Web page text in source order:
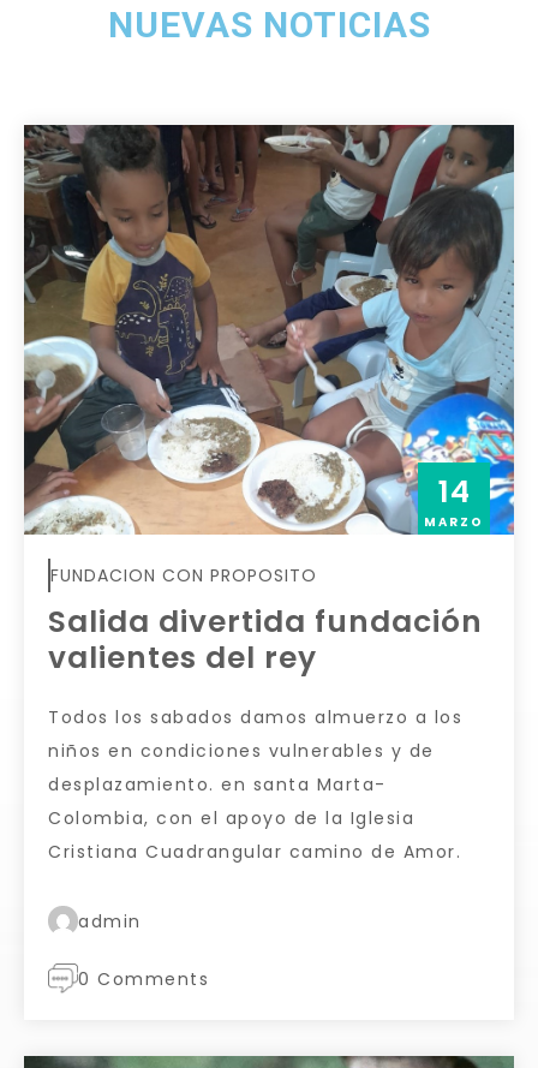
NUEVAS NOTICIAS
14
MARZO
FUNDACION CON PROPOSITO
Salida divertida fundación
valientes del rey
Todos los sabados damos almuerzo a los
niños en condiciones vulnerables y de
desplazamiento. en santa Marta-
Colombia, con el apoyo de la Iglesia
Cristiana Cuadrangular camino de Amor.
admin
0 Comments